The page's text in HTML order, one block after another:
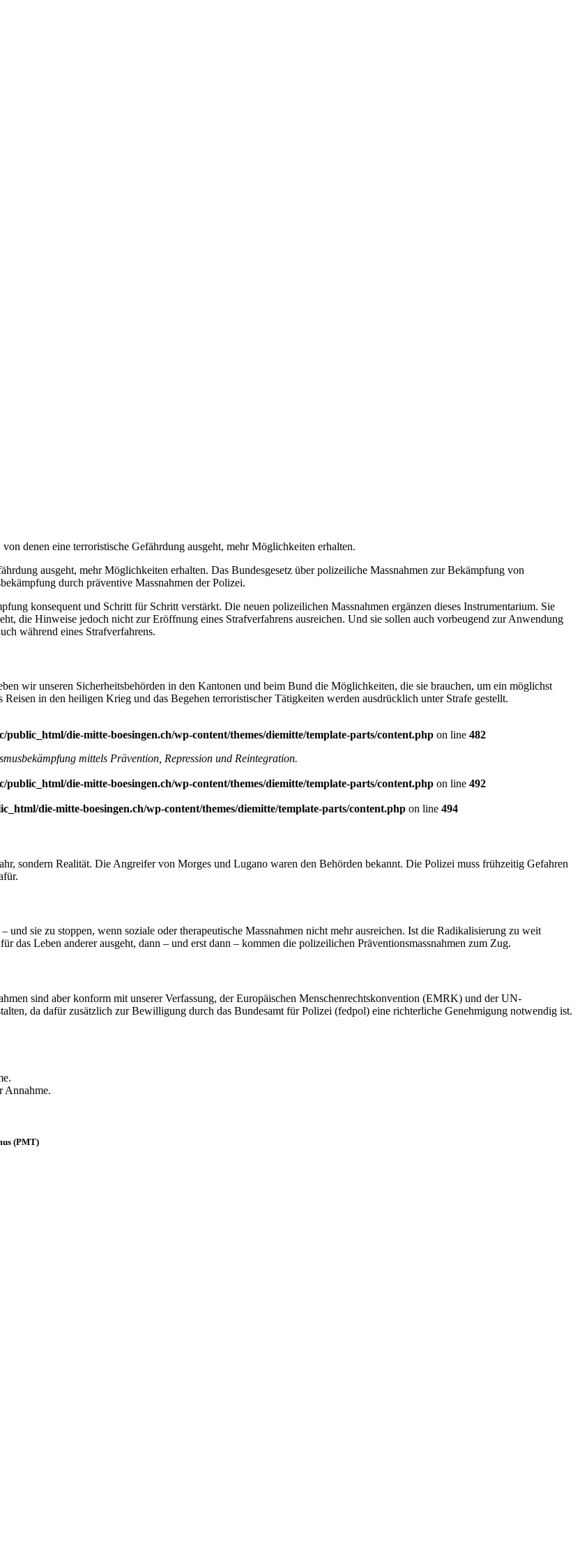
denen eine terroristische Gefährdung ausgeht, mehr Möglichkeiten erhalten.
ausgeht, mehr Möglichkeiten erhalten. Das Bundesgesetz über polizeiliche Massnahmen zur Bekämpfung von
durch präventive Massnahmen der Polizei.
konsequent und Schritt für Schritt verstärkt. Die neuen polizeilichen Massnahmen ergänzen dieses Instrumentarium. Sie
die Hinweise jedoch nicht zur Eröffnung eines Strafverfahrens ausreichen. Und sie sollen auch vorbeugend zur Anwendung
während eines Strafverfahrens.
wir unseren Sicherheitsbehörden in den Kantonen und beim Bund die Möglichkeiten, die sie brauchen, um ein möglichst
in den heiligen Krieg und das Begehen terroristischer Tätigkeiten werden ausdrücklich unter Strafe gestellt.
public_html/die-mitte-boesingen.ch/wp-content/themes/diemitte/template-parts/content.php on line 482
mittels Prävention, Repression und Reintegration.
public_html/die-mitte-boesingen.ch/wp-content/themes/diemitte/template-parts/content.php on line 492
die-mitte-boesingen.ch/wp-content/themes/diemitte/template-parts/content.php on line 494
sondern Realität. Die Angreifer von Morges und Lugano waren den Behörden bekannt. Die Polizei muss frühzeitig Gefahren
sie zu stoppen, wenn soziale oder therapeutische Massnahmen nicht mehr ausreichen. Ist die Radikalisierung zu weit
das Leben anderer ausgeht, dann – und erst dann – kommen die polizeilichen Präventionsmassnahmen zum Zug.
sind aber konform mit unserer Verfassung, der Europäischen Menschenrechtskonvention (EMRK) und der UN-
da dafür zusätzlich zur Bewilligung durch das Bundesamt für Polizei (fedpol) eine richterliche Genehmigung notwendig ist.
Annahme.
(PMT)